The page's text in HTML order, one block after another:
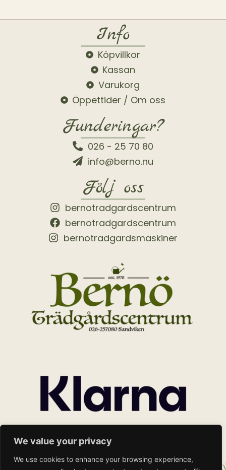
We value your privacy
We use cookies to enhance your browsing experience,
Info
Köpvillkor
Kassan
Varukorg
Öppettider / Om oss
Funderingar?
026 - 25 70 80
info@berno.nu
Följ oss
bernotradgardscentrum
bernotradgardscentrum
bernotradgardsmaskiner